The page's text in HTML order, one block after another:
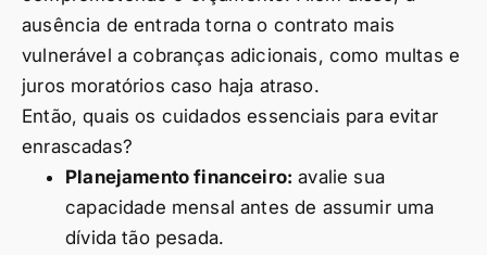
ausência de entrada torna o contrato mais
vulnerável a cobranças adicionais, como multas e
juros moratórios caso haja atraso.
Então, quais os cuidados essenciais para evitar
enrascadas?
Planejamento financeiro: avalie sua
capacidade mensal antes de assumir uma
dívida tão pesada.